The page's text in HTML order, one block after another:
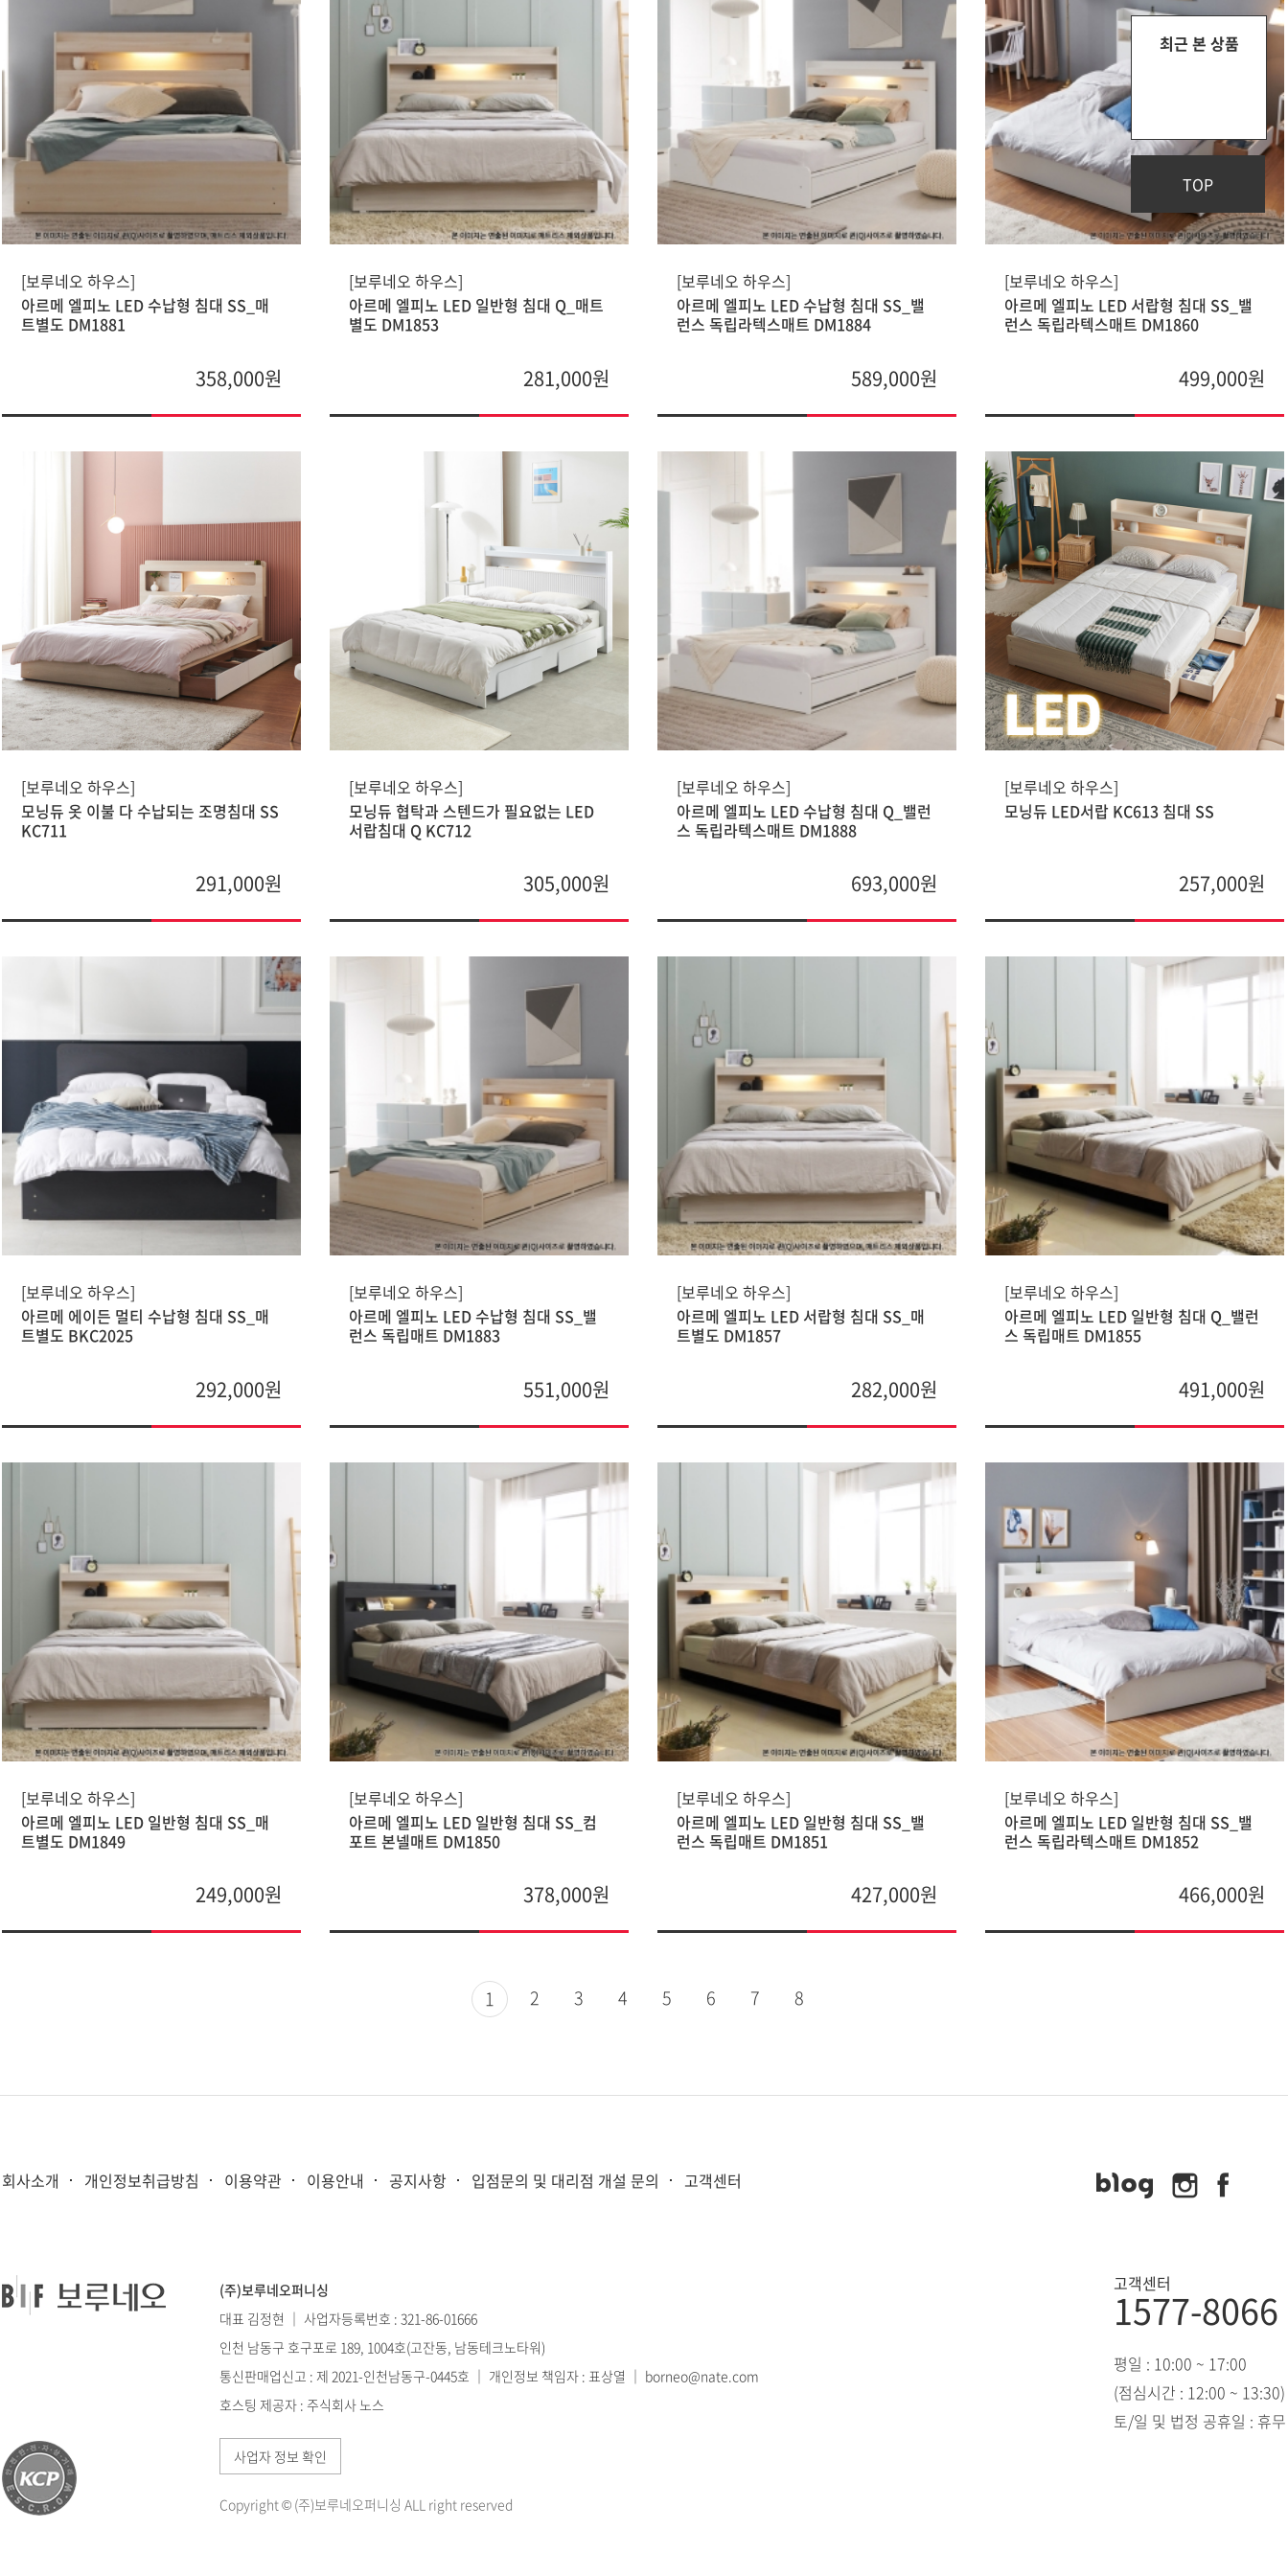
[보루네오 하우스]
아르메 엘피노 LED 수납형 침대 SS_매
트별도 DM1881
358,000원
[보루네오 하우스]
아르메 엘피노 LED 일반형 침대 Q_매트
별도 DM1853
281,000원
[보루네오 하우스]
아르메 엘피노 LED 수납형 침대 SS_밸
런스 독립라텍스매트 DM1884
589,000원
[보루네오 하우스]
아르메 엘피노 LED 서랍형 침대 SS_밸
런스 독립라텍스매트 DM1860
499,000원
[보루네오 하우스]
모닝듀 옷 이불 다 수납되는 조명침대 SS
KC711
291,000원
[보루네오 하우스]
모닝듀 협탁과 스텐드가 필요없는 LED
서랍침대 Q KC712
305,000원
[보루네오 하우스]
아르메 엘피노 LED 수납형 침대 Q_밸런
스 독립라텍스매트 DM1888
693,000원
[보루네오 하우스]
모닝듀 LED서랍 KC613 침대 SS
257,000원
[보루네오 하우스]
아르메 에이든 멀티 수납형 침대 SS_매
트별도 BKC2025
292,000원
[보루네오 하우스]
아르메 엘피노 LED 수납형 침대 SS_밸
런스 독립매트 DM1883
551,000원
[보루네오 하우스]
아르메 엘피노 LED 서랍형 침대 SS_매
트별도 DM1857
282,000원
[보루네오 하우스]
아르메 엘피노 LED 일반형 침대 Q_밸런
스 독립매트 DM1855
491,000원
[보루네오 하우스]
아르메 엘피노 LED 일반형 침대 SS_매
트별도 DM1849
249,000원
[보루네오 하우스]
아르메 엘피노 LED 일반형 침대 SS_컴
포트 본넬매트 DM1850
378,000원
[보루네오 하우스]
아르메 엘피노 LED 일반형 침대 SS_밸
런스 독립매트 DM1851
427,000원
[보루네오 하우스]
아르메 엘피노 LED 일반형 침대 SS_밸
런스 독립라텍스매트 DM1852
466,000원
1 2 3 4 5 6 7 8
최근 본 상품
TOP
회사소개 개인정보취급방침 이용약관 이용안내 공지사항 입점문의 및 대리점 개설 문의 고객센터
(주)보루네오퍼니싱
대표 김정현 ｜ 사업자등록번호 : 321-86-01666
인천 남동구 호구포로 189, 1004호(고잔동, 남동테크노타워)
통신판매업신고 : 제 2021-인천남동구-0445호 ｜ 개인정보 책임자 : 표상열 ｜ borneo@nate.com
호스팅 제공자 : 주식회사 노스
사업자 정보 확인
Copyright © (주)보루네오퍼니싱 ALL right reserved
고객센터
1577-8066
평일 : 10:00 ~ 17:00
(점심시간 : 12:00 ~ 13:30)
토/일 및 법정 공휴일 : 휴무